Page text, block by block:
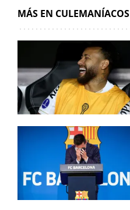
MÁS EN CULEMANÍACOS